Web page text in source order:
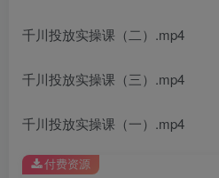
千川投放实操课（二）.mp4
千川投放实操课（三）.mp4
千川投放实操课（一）.mp4
付费资源